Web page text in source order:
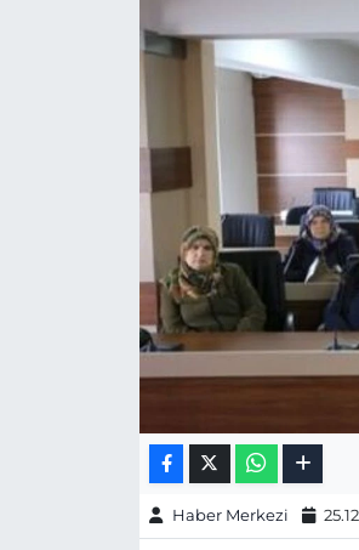
Haber Merkezi
Gizlilik Sözleşmesi
Topluluk Kuralları
Yayın İlkeleri